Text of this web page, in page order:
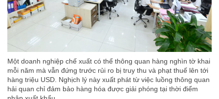
Một doanh nghiệp chế xuất có thể thông quan hàng nghìn tờ khai
mỗi năm mà vẫn đứng trước rủi ro bị truy thu và phạt thuế lên tới
hàng triệu USD. Nghịch lý này xuất phát từ việc luồng thông quan
hải quan chỉ đảm bảo hàng hóa được giải phóng tại thời điểm